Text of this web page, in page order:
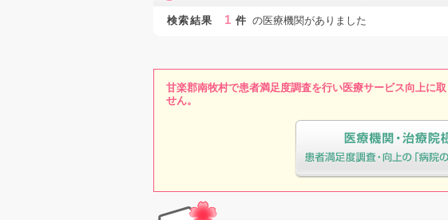
検索結果 1 件 の医療機関がありました
甘楽郡南牧村で患者満足度調査を行い医療サービス向上に
せん。